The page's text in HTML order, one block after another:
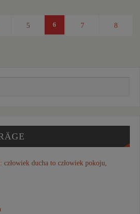
5 6 7 8
ducha to człowiek pokoju,